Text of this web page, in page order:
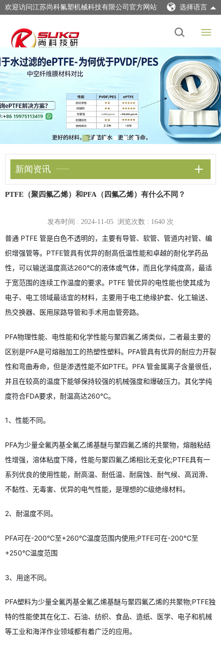
欢迎访问江苏尚科氟塑机械科技有限公司官方网站 选择语言
新闻资讯
PTFE（聚四氟乙烯）和PFA（四氟乙烯）有什么不同？
发布时间 : 2024-11-05 浏览次数 : 1640 次
普通 PTFE 管是白色不透明的，主要有导管、软管、管道内衬管、编
织增强管等。PTFE管具有优异的耐高低温性能和卓越的耐化学药品
性，可以输送温度高达260℃的液体或气体，而且化学纯度高，最适
于宽范围的连续工作温度的要求。PTFE 管优异的电性能也使其成为
电子、电工领域最适宜的材料，主要用于电工绝缘护套、化工输送、
热交换器、医用尿路导管和手术用血管旁路。
PFA物理性能、电性能和化学性能与聚四氟乙烯类似，二者最主要的
区别是PFA是可熔融加工的热塑性塑料。PFA管具有优异的耐应力开裂
性和弯曲寿命，但是渗透性能不如PTFE。PFA 管金属离子含量很低，
并且在较高的温度下能够保持较强的机械强度和爆破压力。其化学纯
度符合FDA要求，耐温高达260℃。
1、性能不同。
PFA为少量全氟丙基全氟乙烯基醚与聚四氟乙烯的共聚物，熔融粘结
性增强，溶体粘度下降，性能与聚四氟乙烯相比无变化;PTFE具有一
系列优良的使用性能，耐高温、耐低温、耐腐蚀、耐气候、高润滑、
不黏性、无毒害、优异的电气性能，是理想的C级绝缘材料。
2、耐温度不同。
PFA可在-200℃至+260℃温度范围内使用;PTFE可在-200℃至
+250℃温度范围
3、用途不同。
PFA塑料为少量全氟丙基全氟乙烯基醚与聚四氟乙烯的共聚物;PTFE独
特的性能使其在化工、石油、纺织、食品、造纸、医学、电子和机械
等工业和海洋作业领域都有着广泛的应用。